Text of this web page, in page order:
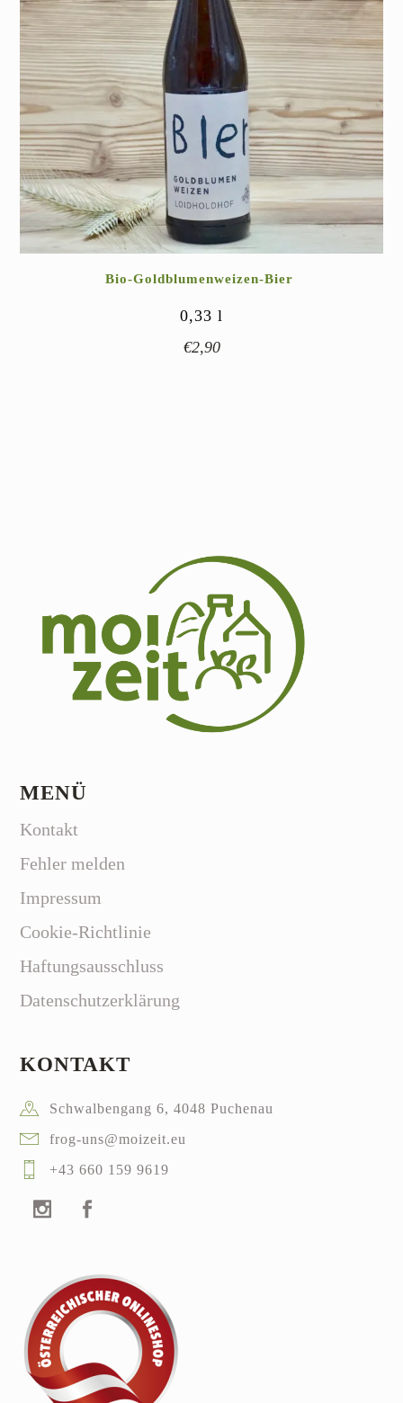
Bio-Goldblumenweizen-Bier
0,33 l
€2,90
MENÜ
Kontakt
Fehler melden
Impressum
Cookie-Richtlinie
Haftungsausschluss
Datenschutzerklärung
KONTAKT
Schwalbengang 6, 4048 Puchenau
frog-uns@moizeit.eu
+43 660 159 9619